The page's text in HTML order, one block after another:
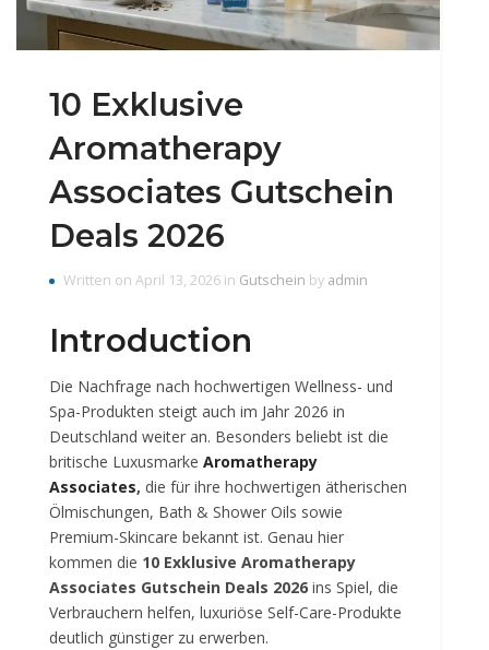
10 Exklusive
Aromatherapy
Associates Gutschein
Deals 2026
Written on April 13, 2026 in Gutschein by admin
Introduction
Die Nachfrage nach hochwertigen Wellness- und
Spa-Produkten steigt auch im Jahr 2026 in
Deutschland weiter an. Besonders beliebt ist die
britische Luxusmarke Aromatherapy
Associates, die für ihre hochwertigen ätherischen
Ölmischungen, Bath & Shower Oils sowie
Premium-Skincare bekannt ist. Genau hier
kommen die 10 Exklusive Aromatherapy
Associates Gutschein Deals 2026 ins Spiel, die
Verbrauchern helfen, luxuriöse Self-Care-Produkte
deutlich günstiger zu erwerben.